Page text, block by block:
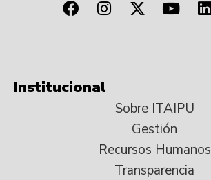
Institucional
Sobre ITAIPU
Gestión
Recursos Humanos
Transparencia